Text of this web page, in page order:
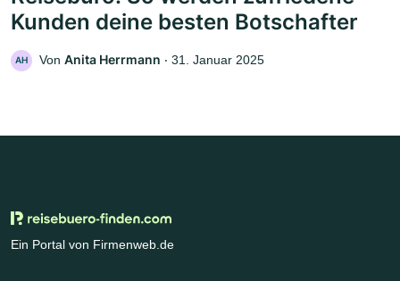
Kunden deine besten Botschafter
AH Von Anita Herrmann ‧ 31. Januar 2025
Ein Portal von Firmenweb.de